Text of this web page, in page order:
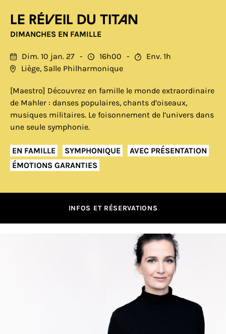
Le réveil du Titan
DIMANCHES EN FAMILLE
Dim. 10 jan. 27 16h00
Env. 1h
Liège, Salle Philharmonique
[Maestro] Découvrez en famille le monde extraordinaire
de Mahler : danses populaires, chants d’oiseaux,
musiques militaires. Le foisonnement de l’univers dans
une seule symphonie.
EN FAMILLE SYMPHONIQUE
AVEC PRÉSENTATION
ÉMOTIONS GARANTIES
INFOS ET RÉSERVATIONS